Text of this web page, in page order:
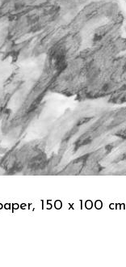
150 x 100 cm